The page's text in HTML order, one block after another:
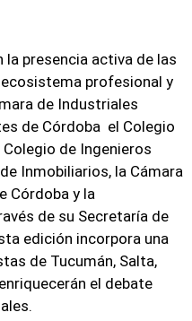
la presencia activa de las
profesional y
de Industriales
de Córdoba el Colegio
de Ingenieros
Inmobiliarios, la Cámara
Córdoba y la
de su Secretaría de
edición incorpora una
de Tucumán, Salta,
el debate